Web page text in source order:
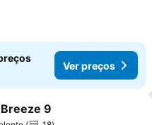
Ver preços
aos favoritos
9